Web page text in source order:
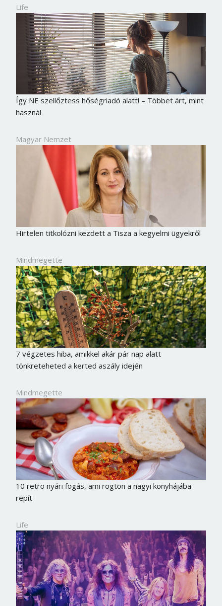
Life
Így NE szellőztess hőségriadó alatt! – Többet árt, mint
használ
Magyar Nemzet
Hirtelen titkolózni kezdett a Tisza a kegyelmi ügyekről
Mindmegette
7 végzetes hiba, amikkel akár pár nap alatt
tönkreteheted a kerted aszály idején
Mindmegette
10 retro nyári fogás, ami rögtön a nagyi konyhájába
repít
Life
Borsonline bejelentkezés
E-mail cím vagy felhasználónév